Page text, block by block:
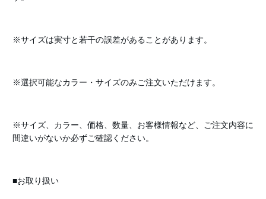
※サイズは実寸と若干の誤差があることがあります。
※選択可能なカラー・サイズのみご注文いただけます。
※サイズ、カラー、価格、数量、お客様情報など、ご注文内容に
間違いがないか必ずご確認ください。
■お取り扱い